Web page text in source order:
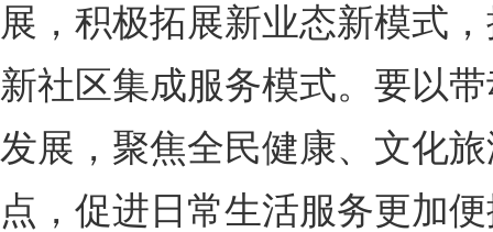
展，积极拓展新业态新模式
新社区集成服务模式。要以
发展，聚焦全民健康、文化
点，促进日常生活服务更加